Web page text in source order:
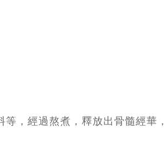
，經過熬煮，釋放出骨髓經華，